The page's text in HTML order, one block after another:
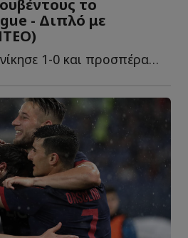
το
- Διπλό με
Η “Μεγάλη Κυρία” νίκησε 1-0 και προσπέρασε Κ...